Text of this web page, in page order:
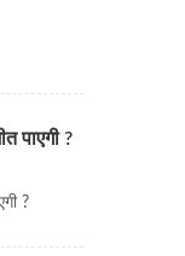
पाएगी ?
?